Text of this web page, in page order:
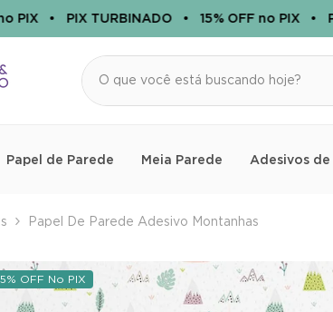
• PIX TURBINADO • 15% OFF no PIX •
Papel de Parede Meia Parede Adesivos
Papel De Parede Adesivo Montanhas
OFF No PIX